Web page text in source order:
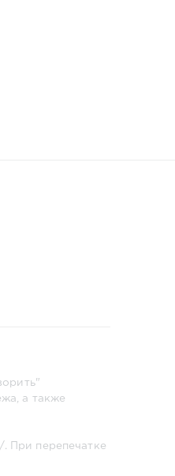
а также
. При перепечатке